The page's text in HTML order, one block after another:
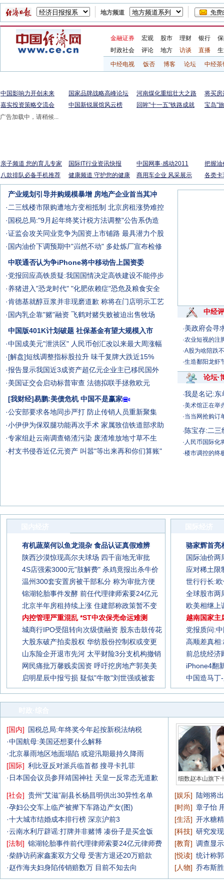
地方频道
金融证券 宏观 股市 理财 银行
时政社会
评论 地方 访谈 直播
中经电视
饭否 博客 论坛 中经茶
中国影响力开创未来 国家品牌战略高峰论坛 河南煤化重组壮大之路
将买房
嘉实投资策略交流会
中国新锐展馆风云榜 回眸"十一五"铁路成就
宝岛"
广告加载中，请稍候...
亲子频道 您的育儿专家 国际IT行业资讯快报 中国网事·感动2011
把握油
八款排队必备手机推荐
健康频道 守护您的健康 商用车企业 风采展示 各类卡
产业规划引导并购规模暴增 房地产企业首当其冲
· 二三线楼市限购遭地方变相抵制 北京房租涨势难控
· 国税总局:"9月起年终奖计税方法调整"公告系伪造
·证监会攻关同业竞争为国资上市铺路 最具潜力个股
· 国内油价下调预期中"岿然不动" 多处炼厂宣布检修
中联通否认为争iPhone将中移动告上国资委
·党报回应高铁质疑:我国国情决定高铁建设不能停步
·养猪进入"恐龙时代" "化肥依赖症"恐危及粮食安全
·肯德基就醇豆浆并非现磨道歉 称将在门店明示工艺
· 国内乳企靠"赌"融资 飞鹤对赌失败被迫出售牧场
中国版401K计划破题 社保基金有望大规模入市
·中国成美元"泄洪区" 人民币创汇改以来最大周涨幅
·[解盘]短线调整指标股拉升 味千复牌大跌近15%
·报告显示我国近3成资产超亿元企业主已移民国外
·美国证交会启动标普审查 法德拟联手拯救欧元
[我财经]易鹏:美债危机 中国不是赢家
·公安部要求各地同步严打 防止传销人员重新聚集
·小伊伊为保双腿功能再次手术 家属致信铁道部求助
·专家组赴云南调查铬渣污染 废渣堆放地寸草不生
·村支书侵吞近亿元资产 叫嚣"等出来再和你们算账"
中经
·美政府会寻
·农业短视的注
·A股为啥陪跌
·生造鄱阳龙虾
论坛·
·我是名记:东
·美术馆正在举
·当当网抢购订
· 陈宝存:二
· 人民币国际化
·楼市调控的终
有机蔬菜何以鱼龙混杂 食品认证真假难辨
陕西沙漠惊现高尔夫球场 四千亩地无审批
4S店强索3000元"肢解费" 杀鸡竟报出杀牛价
温州300套安置房被干部私分 称为审批方便
锦湖轮胎事件发酵 前任代理律师索要24亿元
北京半年房租持续上涨 住建部称政策暂不变
内控管理严重混乱 *ST中农保壳命运难测
城商行IPO受阻转向次级债融资 股东击鼓传花
大股东破产拍卖股权 华纺股份控制权或变更
山东险企开退市先河 太平财险3分支机构撤销
网民痛批万馨贱卖国资 呼吁挖房地产郭美美
启明星辰中报亏损 疑似"牛散"刘世强或被套
骆家辉首亮
国际油价
应对稀土限
世行行长:
全球股市两
欧美相继上
越南国家
党报质问:
高顺差真相
前总统经济
iPhone4翻
中国造马丁
[国内]
国税总局:年终奖今年起按新税法纳税
·中国航母:美国还想要什么解释
·北京暴雨地区地面塌陷 或迎汛期最持久降雨
[国际] 利比亚反对派兵临首都 搜寻卡扎菲
· 日本国会议员参拜靖国神社 天皇一反常态无道歉
[社会] 贵州“艾滋”副县长杨昌明供出30异性名单
·孕妇公交车上临产被撵下车路边产女(图)
·十大城市结婚成本排行榜 深京沪前3
·云南水利厅辟谣:打牌并非赌博 凑份子是买盒饭
[法制] 锦湖轮胎事件前代理律师索要24亿元律师费
·柴静访药家鑫案双方父母 受害方退还20万赔款
·赵作海夫妇身陷传销赔数万 目前不知去向
细数赵本山旗下
[娱乐]
陆翊将
[时尚] 章子怡
[生活] 开水糖
[科技] 研究发
[教育] 调查显
[悦读] 统计称
[人物] 乔布斯